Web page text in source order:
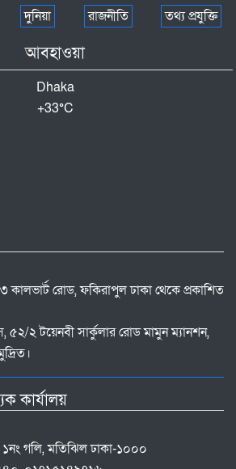
দুনিয়া রাজনীতি তথ্য প্রযুক্তি
আবহাওয়া
Dhaka
+33°C
রোড, ফকিরাপুল ঢাকা থেকে প্রকাশিত
৫২/২ টয়েনবী সার্কুলার রোড মামুন ম্যানশন,
কার্যালয়
গলি, মতিঝিল ঢাকা-১০০০